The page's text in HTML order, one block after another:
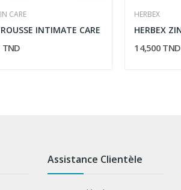
CARE
INTIMATE CARE
TND
HERBEX
14,500 TND
Assistance Clientèle